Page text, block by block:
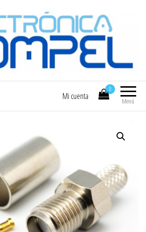
Electrónica COMPEL
Menú
0
Mi cuenta